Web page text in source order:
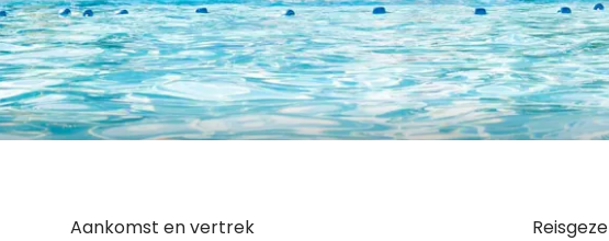
Aankomst en vertrek